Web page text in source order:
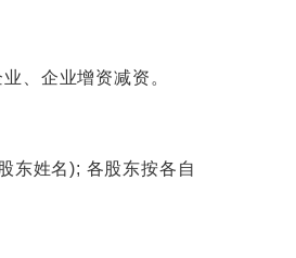
、企业增资减资。
东姓名); 各股东按各自